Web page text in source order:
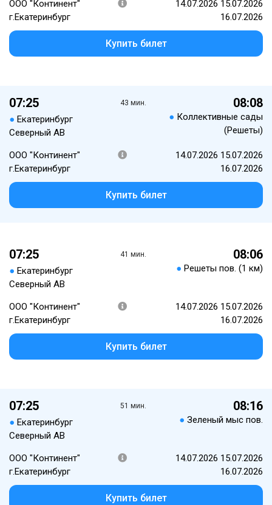
ООО "Континент"
г.Екатеринбург
14.07.2026 15.07.2026
16.07.2026
Купить билет
07:25
● Екатеринбург
Северный АВ
43 мин. 08:08
● Коллективные сады
(Решеты)
ООО "Континент"
г.Екатеринбург
14.07.2026 15.07.2026
16.07.2026
Купить билет
07:25
● Екатеринбург
Северный АВ
41 мин. 08:06
● Решеты пов. (1 км)
ООО "Континент"
г.Екатеринбург
14.07.2026 15.07.2026
16.07.2026
Купить билет
07:25
● Екатеринбург
Северный АВ
51 мин. 08:16
● Зеленый мыс пов.
ООО "Континент"
г.Екатеринбург
14.07.2026 15.07.2026
16.07.2026
Купить билет